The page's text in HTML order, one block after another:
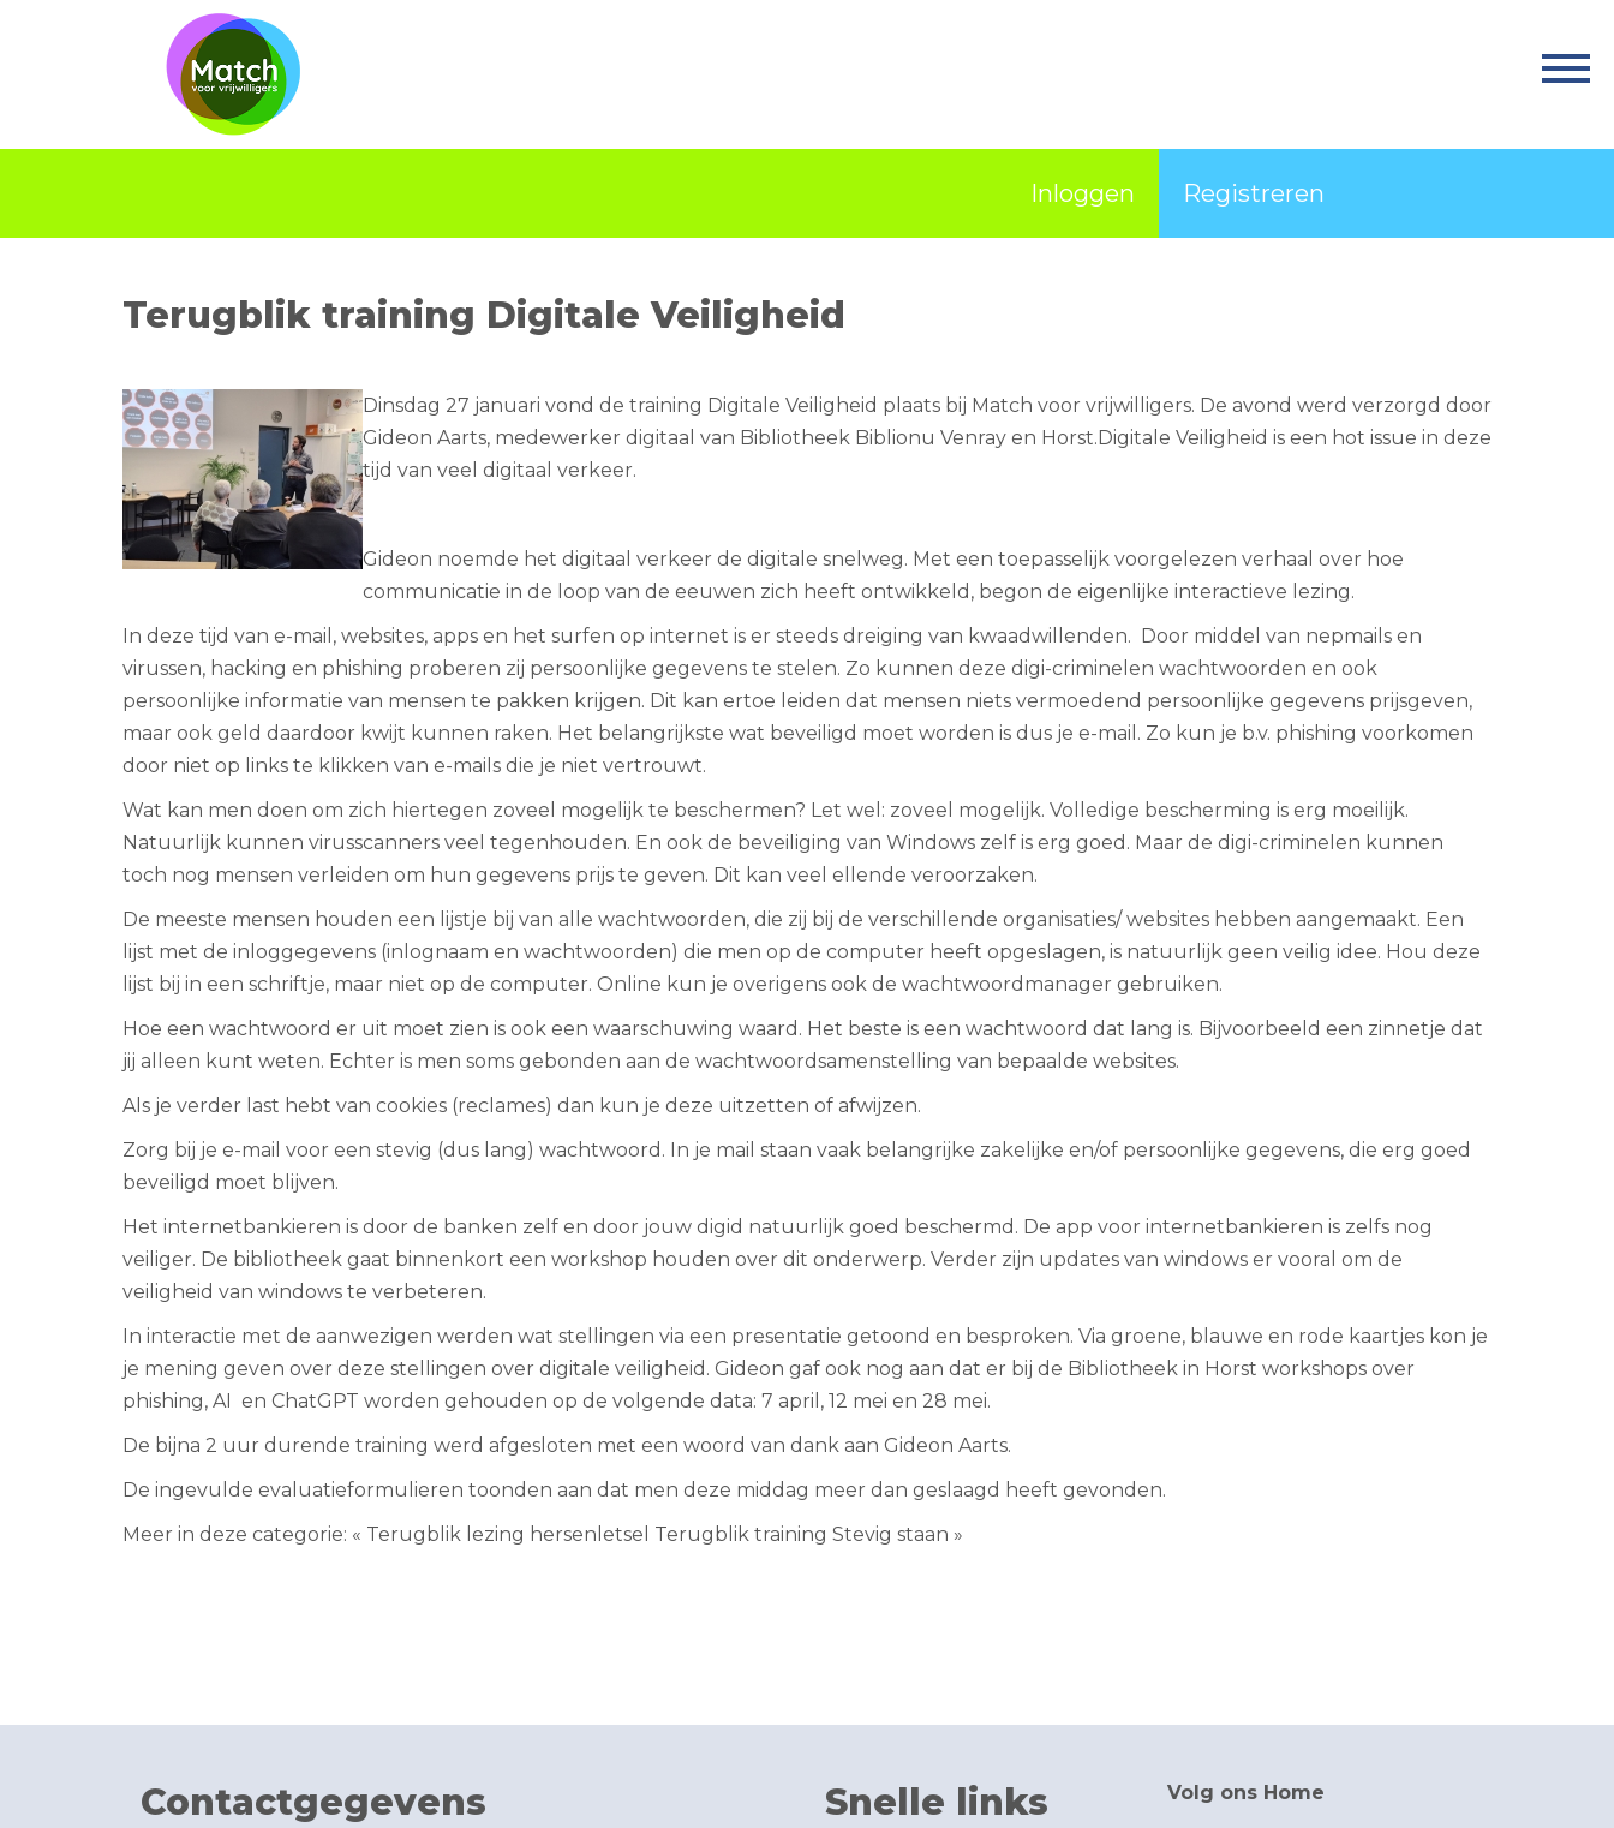
Ervaringsplek
Inloggen Registreren
Terugblik training Digitale Veiligheid
Dinsdag 27 januari vond de training Digitale Veiligheid plaats bij Match voor vrijwilligers. De avond werd verzorgd door
Gideon Aarts, medewerker digitaal van Bibliotheek Biblionu Venray en Horst.Digitale Veiligheid is een hot issue in deze
tijd van veel digitaal verkeer.
Gideon noemde het digitaal verkeer de digitale snelweg. Met een toepasselijk voorgelezen verhaal over hoe
communicatie in de loop van de eeuwen zich heeft ontwikkeld, begon de eigenlijke interactieve lezing.
In deze tijd van e-mail, websites, apps en het surfen op internet is er steeds dreiging van kwaadwillenden. Door middel van nepmails en
virussen, hacking en phishing proberen zij persoonlijke gegevens te stelen. Zo kunnen deze digi-criminelen wachtwoorden en ook
persoonlijke informatie van mensen te pakken krijgen. Dit kan ertoe leiden dat mensen niets vermoedend persoonlijke gegevens prijsgeven,
maar ook geld daardoor kwijt kunnen raken. Het belangrijkste wat beveiligd moet worden is dus je e-mail. Zo kun je b.v. phishing voorkomen
door niet op links te klikken van e-mails die je niet vertrouwt.
Wat kan men doen om zich hiertegen zoveel mogelijk te beschermen? Let wel: zoveel mogelijk. Volledige bescherming is erg moeilijk.
Natuurlijk kunnen virusscanners veel tegenhouden. En ook de beveiliging van Windows zelf is erg goed. Maar de digi-criminelen kunnen
toch nog mensen verleiden om hun gegevens prijs te geven. Dit kan veel ellende veroorzaken.
De meeste mensen houden een lijstje bij van alle wachtwoorden, die zij bij de verschillende organisaties/ websites hebben aangemaakt. Een
lijst met de inloggegevens (inlognaam en wachtwoorden) die men op de computer heeft opgeslagen, is natuurlijk geen veilig idee. Hou deze
lijst bij in een schriftje, maar niet op de computer. Online kun je overigens ook de wachtwoordmanager gebruiken.
Hoe een wachtwoord er uit moet zien is ook een waarschuwing waard. Het beste is een wachtwoord dat lang is. Bijvoorbeeld een zinnetje dat
jij alleen kunt weten. Echter is men soms gebonden aan de wachtwoordsamenstelling van bepaalde websites.
Als je verder last hebt van cookies (reclames) dan kun je deze uitzetten of afwijzen.
Zorg bij je e-mail voor een stevig (dus lang) wachtwoord. In je mail staan vaak belangrijke zakelijke en/of persoonlijke gegevens, die erg goed
beveiligd moet blijven.
Het internetbankieren is door de banken zelf en door jouw digid natuurlijk goed beschermd. De app voor internetbankieren is zelfs nog
veiliger. De bibliotheek gaat binnenkort een workshop houden over dit onderwerp. Verder zijn updates van windows er vooral om de
veiligheid van windows te verbeteren.
In interactie met de aanwezigen werden wat stellingen via een presentatie getoond en besproken. Via groene, blauwe en rode kaartjes kon je
je mening geven over deze stellingen over digitale veiligheid. Gideon gaf ook nog aan dat er bij de Bibliotheek in Horst workshops over
phishing, AI en ChatGPT worden gehouden op de volgende data: 7 april, 12 mei en 28 mei.
De bijna 2 uur durende training werd afgesloten met een woord van dank aan Gideon Aarts.
De ingevulde evaluatieformulieren toonden aan dat men deze middag meer dan geslaagd heeft gevonden.
Meer in deze categorie: « Terugblik lezing hersenletsel Terugblik training Stevig staan »
Contactgegevens Snelle links Volg ons Home